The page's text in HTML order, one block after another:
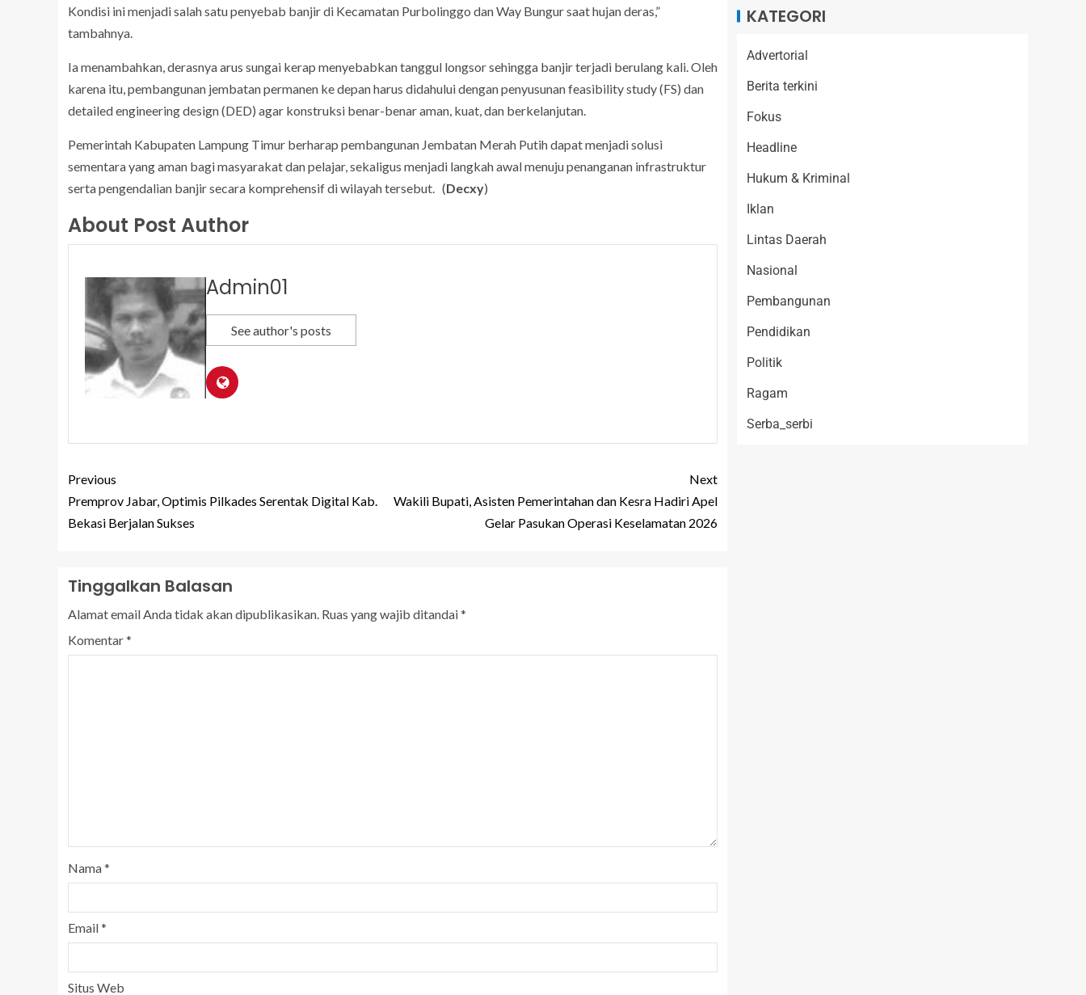
Kondisi ini menjadi salah satu penyebab banjir di Kecamatan Purbolinggo dan Way Bungur saat hujan deras,”
tambahnya.
Ia menambahkan, derasnya arus sungai kerap menyebabkan tanggul longsor sehingga banjir terjadi berulang kali. Oleh
karena itu, pembangunan jembatan permanen ke depan harus didahului dengan penyusunan feasibility study (FS) dan
detailed engineering design (DED) agar konstruksi benar-benar aman, kuat, dan berkelanjutan.
Pemerintah Kabupaten Lampung Timur berharap pembangunan Jembatan Merah Putih dapat menjadi solusi
sementara yang aman bagi masyarakat dan pelajar, sekaligus menjadi langkah awal menuju penanganan infrastruktur
serta pengendalian banjir secara komprehensif di wilayah tersebut. (Decxy)
About Post Author
Admin01
See author's posts
Previous
Premprov Jabar, Optimis Pilkades Serentak Digital Kab.
Bekasi Berjalan Sukses
Next
Wakili Bupati, Asisten Pemerintahan dan Kesra Hadiri Apel
Gelar Pasukan Operasi Keselamatan 2026
Tinggalkan Balasan
Alamat email Anda tidak akan dipublikasikan. Ruas yang wajib ditandai*
Komentar*
Nama*
Email*
Situs Web
KATEGORI
Advertorial
Berita terkini
Fokus
Headline
Hukum & Kriminal
Iklan
Lintas Daerah
Nasional
Pembangunan
Pendidikan
Politik
Ragam
Serba_serbi